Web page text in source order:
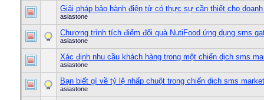
Giải pháp bảo hành điện tử có thực sự cần thiết cho doanh
asiastone
Chương trình tích điểm đổi quà NutiFood ứng dụng sms
asiastone
Xác định nhu cầu khách hàng trong một chiến dịch sms
asiastone
Bạn biết gì về tỷ lệ nhấp chuột trong chiến dịch sms
asiastone